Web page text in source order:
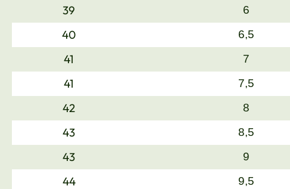
39 6
40 6,5
41 7
41 7,5
42 8
43 8,5
43 9
44 9,5